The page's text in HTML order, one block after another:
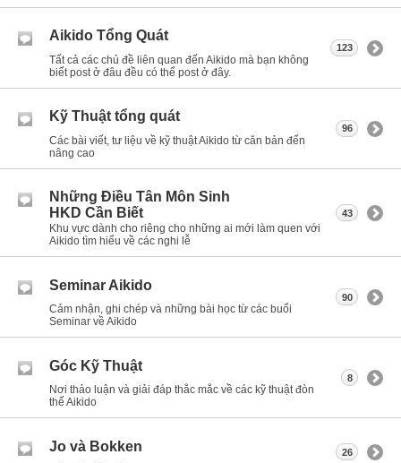
Aikido Tổng Quát
Tất cả các chủ đề liên quan đến Aikido mà bạn không
biết post ở đâu đều có thể post ở đây.
123
Kỹ Thuật tổng quát
Các bài viết, tư liệu về kỹ thuật Aikido từ căn bản đến
nâng cao
96
Những Điều Tân Môn Sinh
HKD Cần Biết
Khu vực dành cho riêng cho những ai mới làm quen với
Aikido tìm hiểu về các nghi lễ
43
Seminar Aikido
Cảm nhận, ghi chép và những bài học từ các buổi
Seminar về Aikido
90
Góc Kỹ Thuật
Nơi thảo luận và giải đáp thắc mắc về các kỹ thuật đòn
thế Aikido
8
Jo và Bokken 26